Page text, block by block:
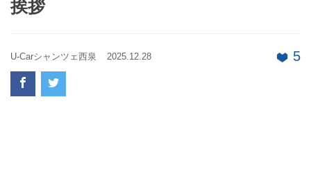
挨拶
U-Carシャンツェ西泉 2025.12.28 5